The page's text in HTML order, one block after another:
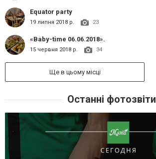
Equator party
19 липня 2018 р. 23
«Baby-time 06.06.2018».
15 червня 2018 р. 34
Ще в цьому місці
Останні фотозвіти